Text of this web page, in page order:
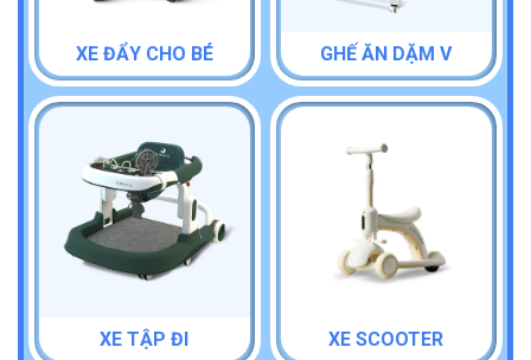
XE ĐẨY CHO BÉ GHẾ ĂN DẶM V
XE TẬP ĐI XE SCOOTER